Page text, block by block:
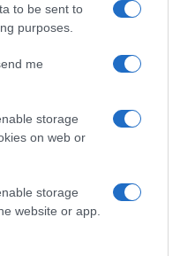
to be sent to
purposes.
me
storage
on web or
storage
website or app.